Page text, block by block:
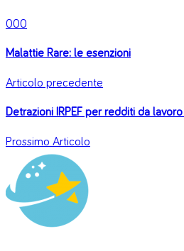
000
Malattie Rare: le esenzioni
Articolo precedente
Detrazioni IRPEF per redditi da
Prossimo Articolo